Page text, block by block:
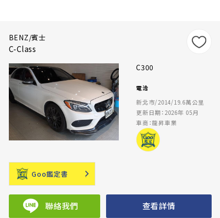
BENZ/賓士
C-Class
C300
電洽
新北市/2014/19.6萬公里
更新日期：2026年 05月
車商：龍昇車業
Goo鑑定書
聯絡我們 查看詳情